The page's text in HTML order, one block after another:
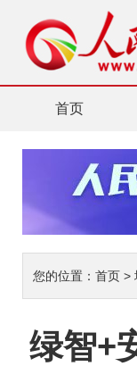
首页
您的位置： 首页 >
绿智+